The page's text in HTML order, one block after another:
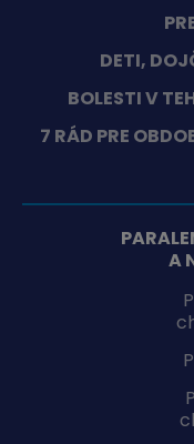
DETI,
BOLESTI V
7 RÁD PRE
A